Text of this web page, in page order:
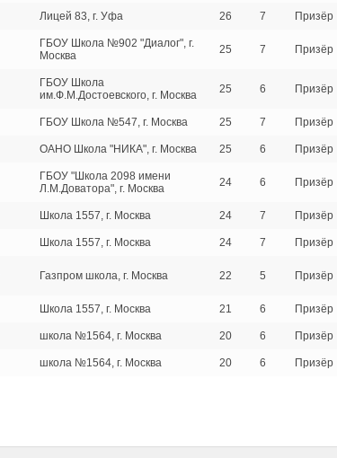
Лицей 83, г. Уфа 26 7 Призёр
ГБОУ Школа №902 "Диалог", г.
Москва
25 7 Призёр
ГБОУ Школа
им.Ф.М.Достоевского, г. Москва
25 6 Призёр
ГБОУ Школа №547, г. Москва 25 7 Призёр
ОАНО Школа "НИКА", г. Москва 25 6 Призёр
ГБОУ "Школа 2098 имени
Л.М.Доватора", г. Москва
24 6 Призёр
Школа 1557, г. Москва 24 7 Призёр
Школа 1557, г. Москва 24 7 Призёр
Газпром школа, г. Москва 22 5 Призёр
Школа 1557, г. Москва 21 6 Призёр
школа №1564, г. Москва 20 6 Призёр
школа №1564, г. Москва 20 6
Призёр